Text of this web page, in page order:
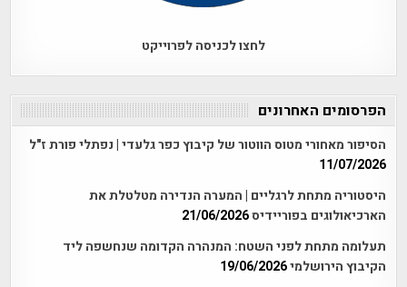
לחצו לכניסה לפרוייקט
הפרסומים האחרונים
הסיפור מאחורי מטוס הווטור של קיבוץ כפר גלעדי | נפתלי פורת ז"ל
11/07/2026
היסטוריה מתחת לרגליים | המערה הנדירה מטלטלת את
הארכיאולוגים בפוריידיס21/06/2026
תעלומה מתחת לפני השטח: המנהרה הקדומה שנחשפה ליד
הקיבוץ הירושלמי19/06/2026